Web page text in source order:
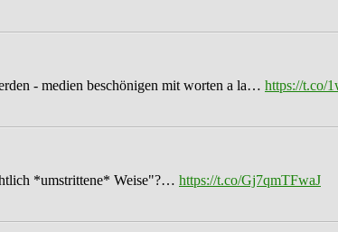
- medien beschönigen mit worten a la… https://t.co/
*umstrittene* Weise"?… https://t.co/Gj7qmTFwaJ